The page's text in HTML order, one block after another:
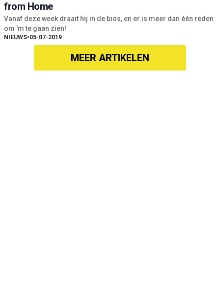
from Home
Vanaf deze week draait hij in de bios, en er is meer dan één reden
om 'm te gaan zien!
NIEUWS•05-07-2019
MEER ARTIKELEN